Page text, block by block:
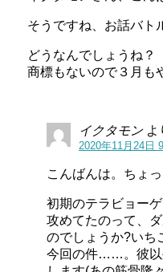
そうですね、お話バト
どうなんでしょうね？
商標もないので３月も
イクタモン よ
2020年11月24日
こんばんは。ちょっ
初期のテラビョー
攻めてたのって、
のでしょうか?いち
今回の件……。彼以